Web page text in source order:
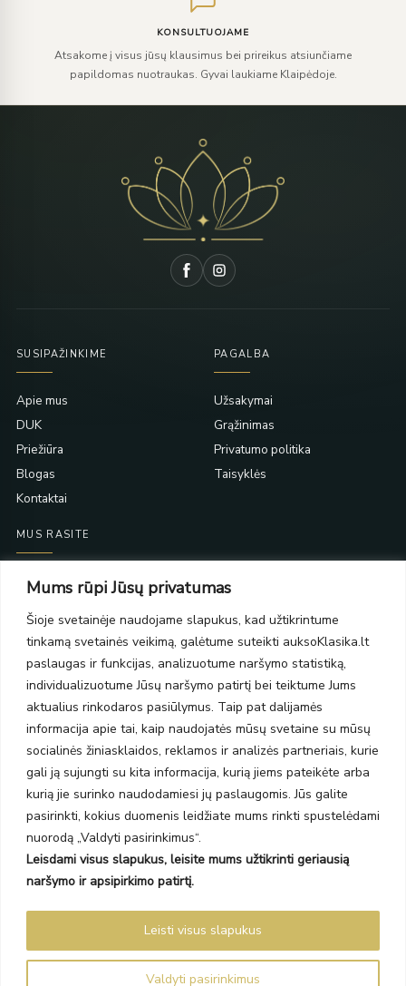
Mums rūpi Jūsų privatumas
Šioje svetainėje naudojame slapukus, kad užtikrintume
tinkamą svetainės veikimą, galėtume suteikti auksoKlasika.lt
paslaugas ir funkcijas, analizuotume naršymo statistiką,
individualizuotume Jūsų naršymo patirtį bei teiktume Jums
aktualius rinkodaros pasiūlymus. Taip pat dalijamės
informacija apie tai, kaip naudojatės mūsų svetaine su mūsų
socialinės žiniasklaidos, reklamos ir analizės partneriais, kurie
gali ją sujungti su kita informacija, kurią jiems pateikėte arba
kurią jie surinko naudodamiesi jų paslaugomis. Jūs galite
pasirinkti, kokius duomenis leidžiate mums rinkti spustelėdami
nuorodą „Valdyti pasirinkimus“.
Leisdami visus slapukus, leisite mums užtikrinti geriausią
naršymo ir apsipirkimo patirtį.
Valdyti pasirinkimus
Leisti visus slapukus
KONSULTUOJAME
Atsakome į visus jūsų klausimus bei prireikus atsiunčiame
papildomas nuotraukas. Gyvai laukiame Klaipėdoje.
SUSIPAŽINKIME
Apie mus
DUK
Priežiūra
Blogas
Kontaktai
PAGALBA
Užsakymai
Grąžinimas
Privatumo politika
Taisyklės
MUS RASITE
Taikos pr. 139
PC Molas, Klaipėda
Taikos pr. 141
PC BIG 2, Klaipėda
Šilutės pl. 35
PC Banginis, Klaipėda
NAUJIENLAIŠKIS
Prenumeruokite ir gaukite pasiūlymus, naujienas bei riboto
leidimo kolekcijas.
Prenumeruodami sutinkate su Taisyklėmis ir Privatumo politika.
Auksoklasika.lt © 2026 Visos teisės saugomos